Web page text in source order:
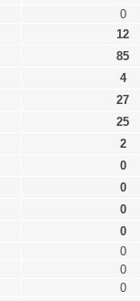
0
12
85
4
27
25
2
0
0
0
0
0
0
0